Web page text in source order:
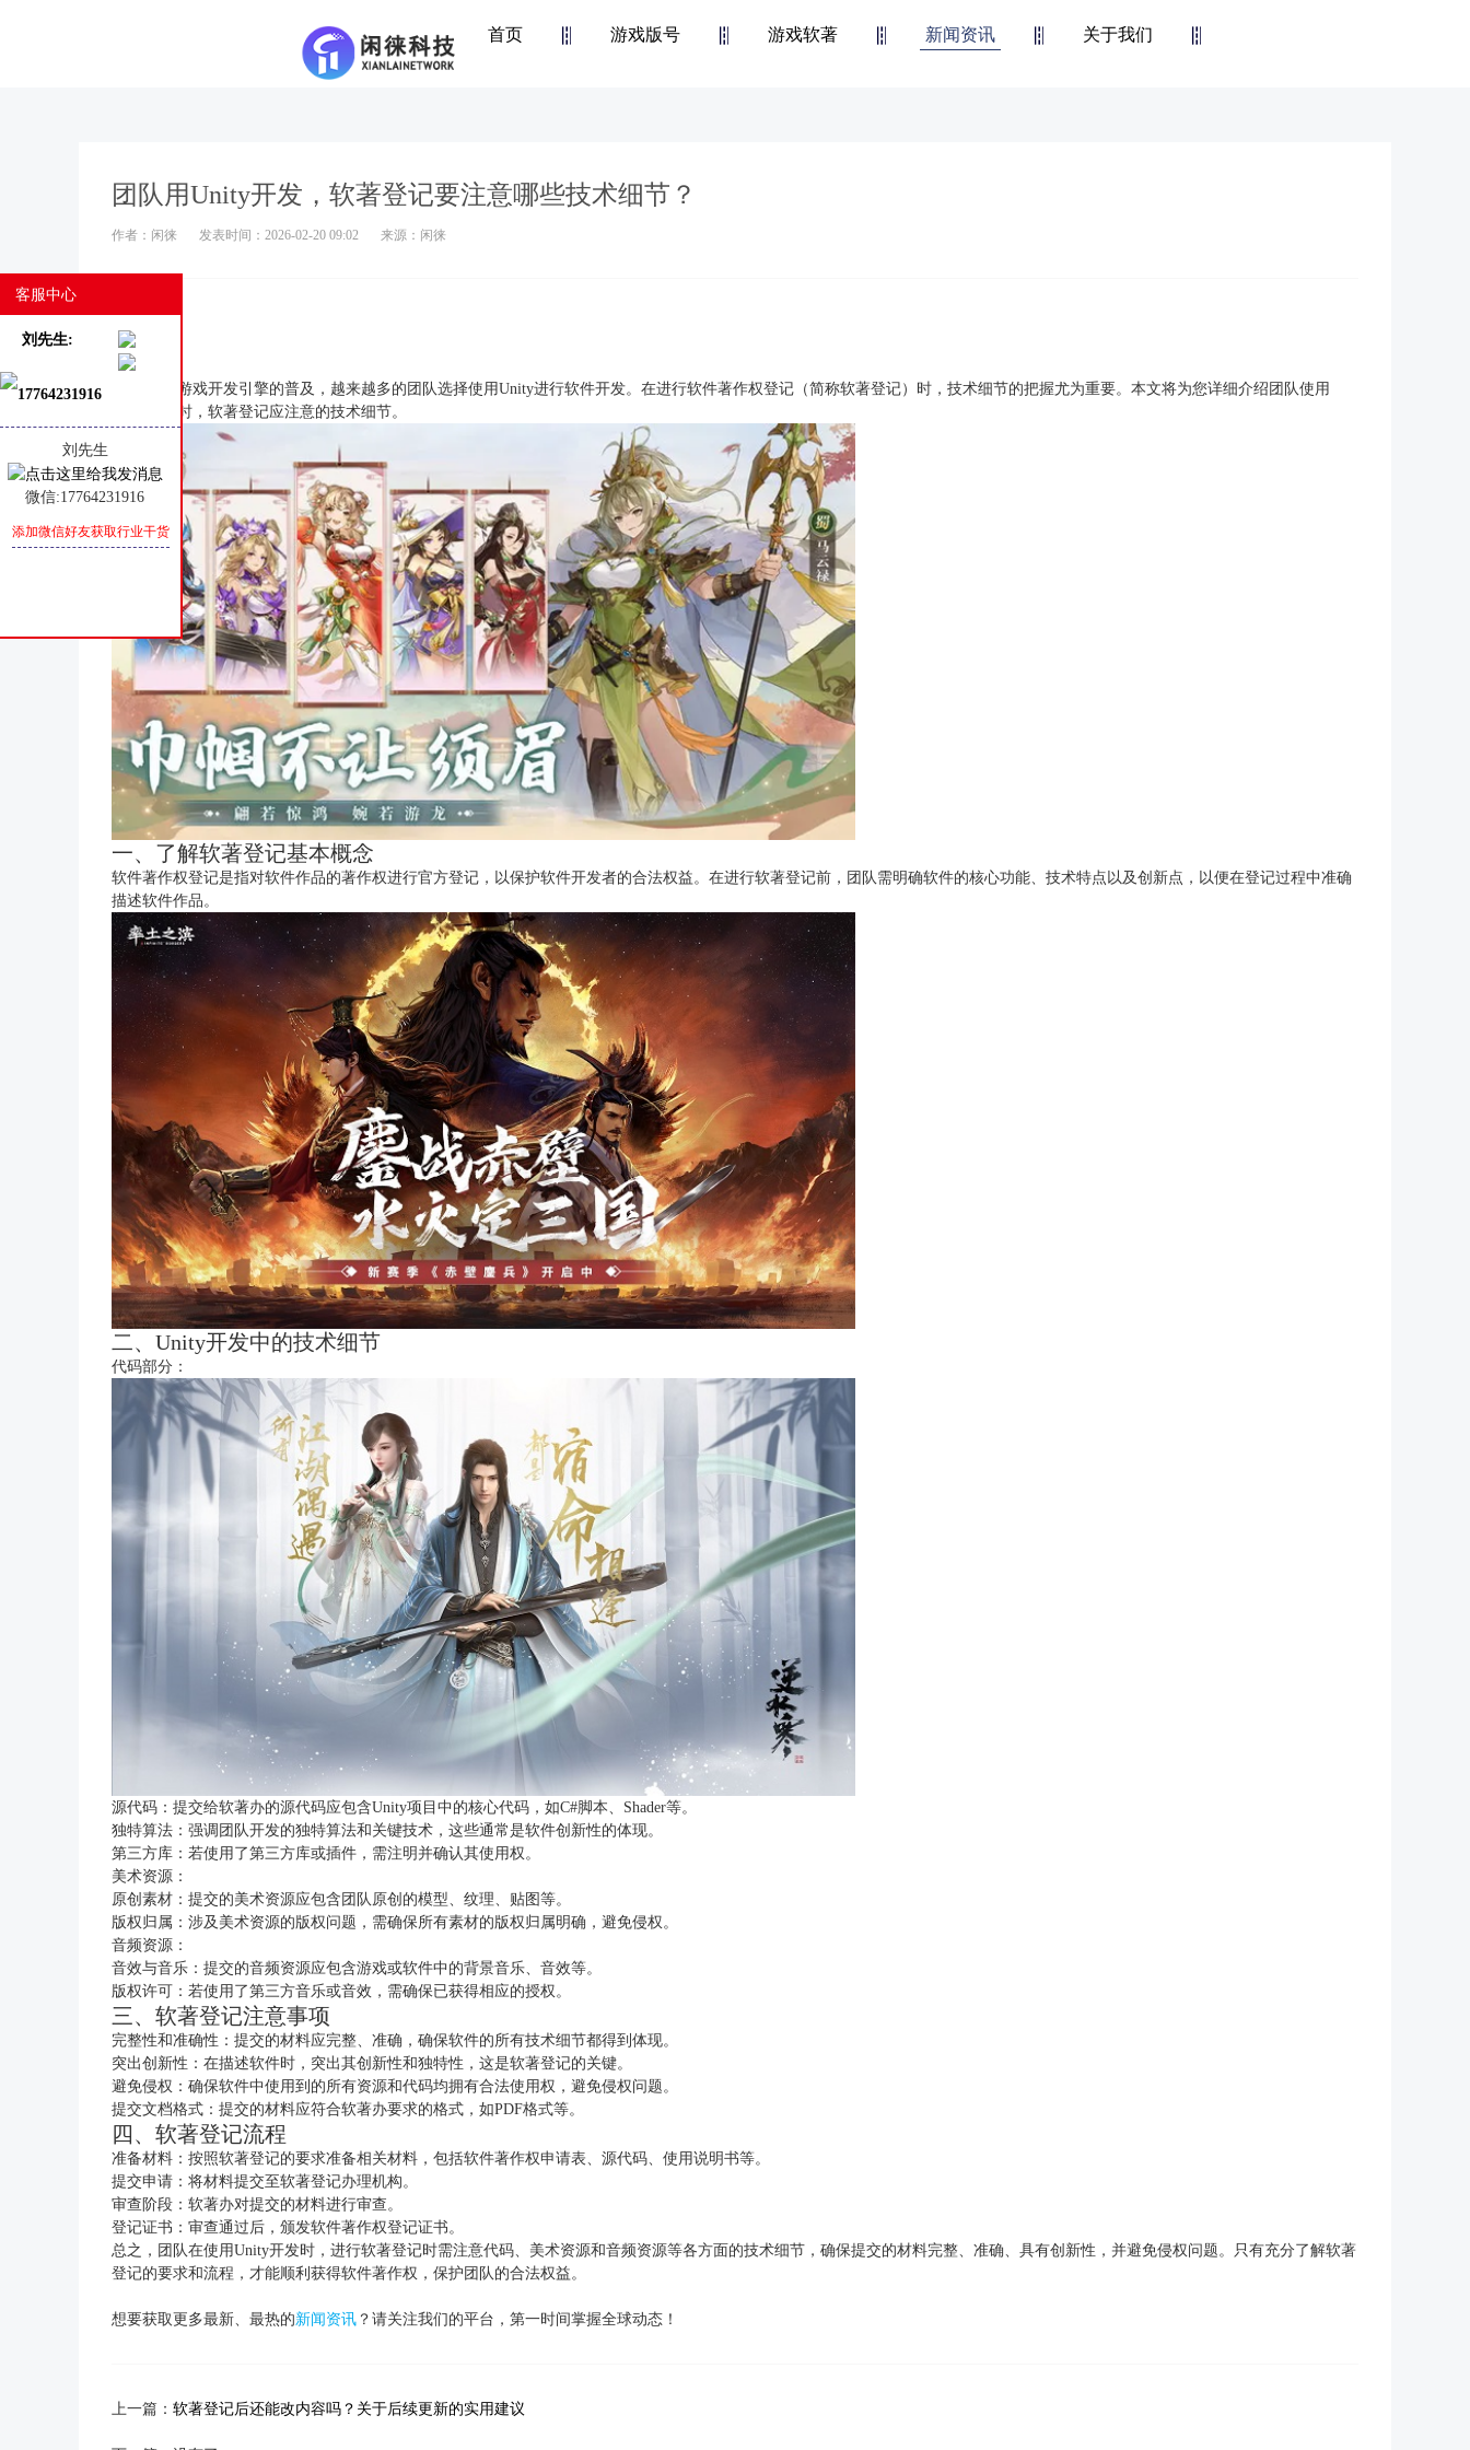
客服中心
刘先生:
17764231916
刘先生
微信:17764231916
添加微信好友获取行业干货
首页 游戏版号 游戏软著 新闻资讯 关于我们
团队用Unity开发，软著登记要注意哪些技术细节？
作者：闲徕 发表时间：2026-02-20 09:02 来源：闲徕
团队用Unity开发：软著登记的技术细节注意事项
随着Unity游戏开发引擎的普及，越来越多的团队选择使用Unity进行软件开发。在进行软件著作权登记（简称软著登记）时，技术细节的把握尤为重要。本文将为您详细介绍团队使用
Unity开发时，软著登记应注意的技术细节。
一、了解软著登记基本概念
软件著作权登记是指对软件作品的著作权进行官方登记，以保护软件开发者的合法权益。在进行软著登记前，团队需明确软件的核心功能、技术特点以及创新点，以便在登记过程中准确
描述软件作品。
二、Unity开发中的技术细节
代码部分：
源代码：提交给软著办的源代码应包含Unity项目中的核心代码，如C#脚本、Shader等。
独特算法：强调团队开发的独特算法和关键技术，这些通常是软件创新性的体现。
第三方库：若使用了第三方库或插件，需注明并确认其使用权。
美术资源：
原创素材：提交的美术资源应包含团队原创的模型、纹理、贴图等。
版权归属：涉及美术资源的版权问题，需确保所有素材的版权归属明确，避免侵权。
音频资源：
音效与音乐：提交的音频资源应包含游戏或软件中的背景音乐、音效等。
版权许可：若使用了第三方音乐或音效，需确保已获得相应的授权。
三、软著登记注意事项
完整性和准确性：提交的材料应完整、准确，确保软件的所有技术细节都得到体现。
突出创新性：在描述软件时，突出其创新性和独特性，这是软著登记的关键。
避免侵权：确保软件中使用到的所有资源和代码均拥有合法使用权，避免侵权问题。
提交文档格式：提交的材料应符合软著办要求的格式，如PDF格式等。
四、软著登记流程
准备材料：按照软著登记的要求准备相关材料，包括软件著作权申请表、源代码、使用说明书等。
提交申请：将材料提交至软著登记办理机构。
审查阶段：软著办对提交的材料进行审查。
登记证书：审查通过后，颁发软件著作权登记证书。
总之，团队在使用Unity开发时，进行软著登记时需注意代码、美术资源和音频资源等各方面的技术细节，确保提交的材料完整、准确、具有创新性，并避免侵权问题。只有充分了解软著
登记的要求和流程，才能顺利获得软件著作权，保护团队的合法权益。
想要获取更多最新、最热的新闻资讯 ？请关注我们的平台，第一时间掌握全球动态！
上一篇： 软著登记后还能改内容吗？关于后续更新的实用建议